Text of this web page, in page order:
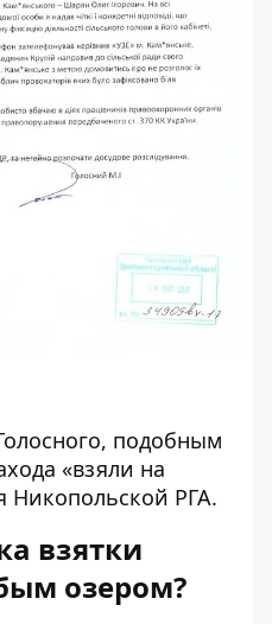
подобным
«взяли на
Никопольской РГА.
взятки
озером?